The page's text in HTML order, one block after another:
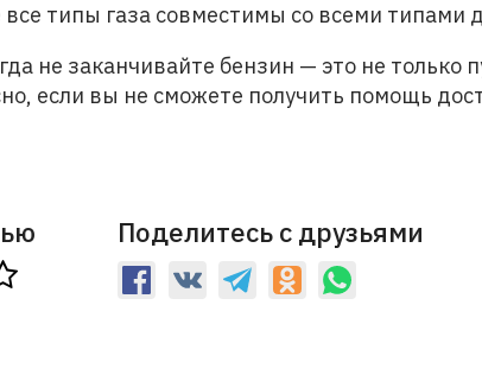
типы газа совместимы со всеми типами
не заканчивайте бензин — это не только
если вы не сможете получить помощь
Поделитесь с друзьями